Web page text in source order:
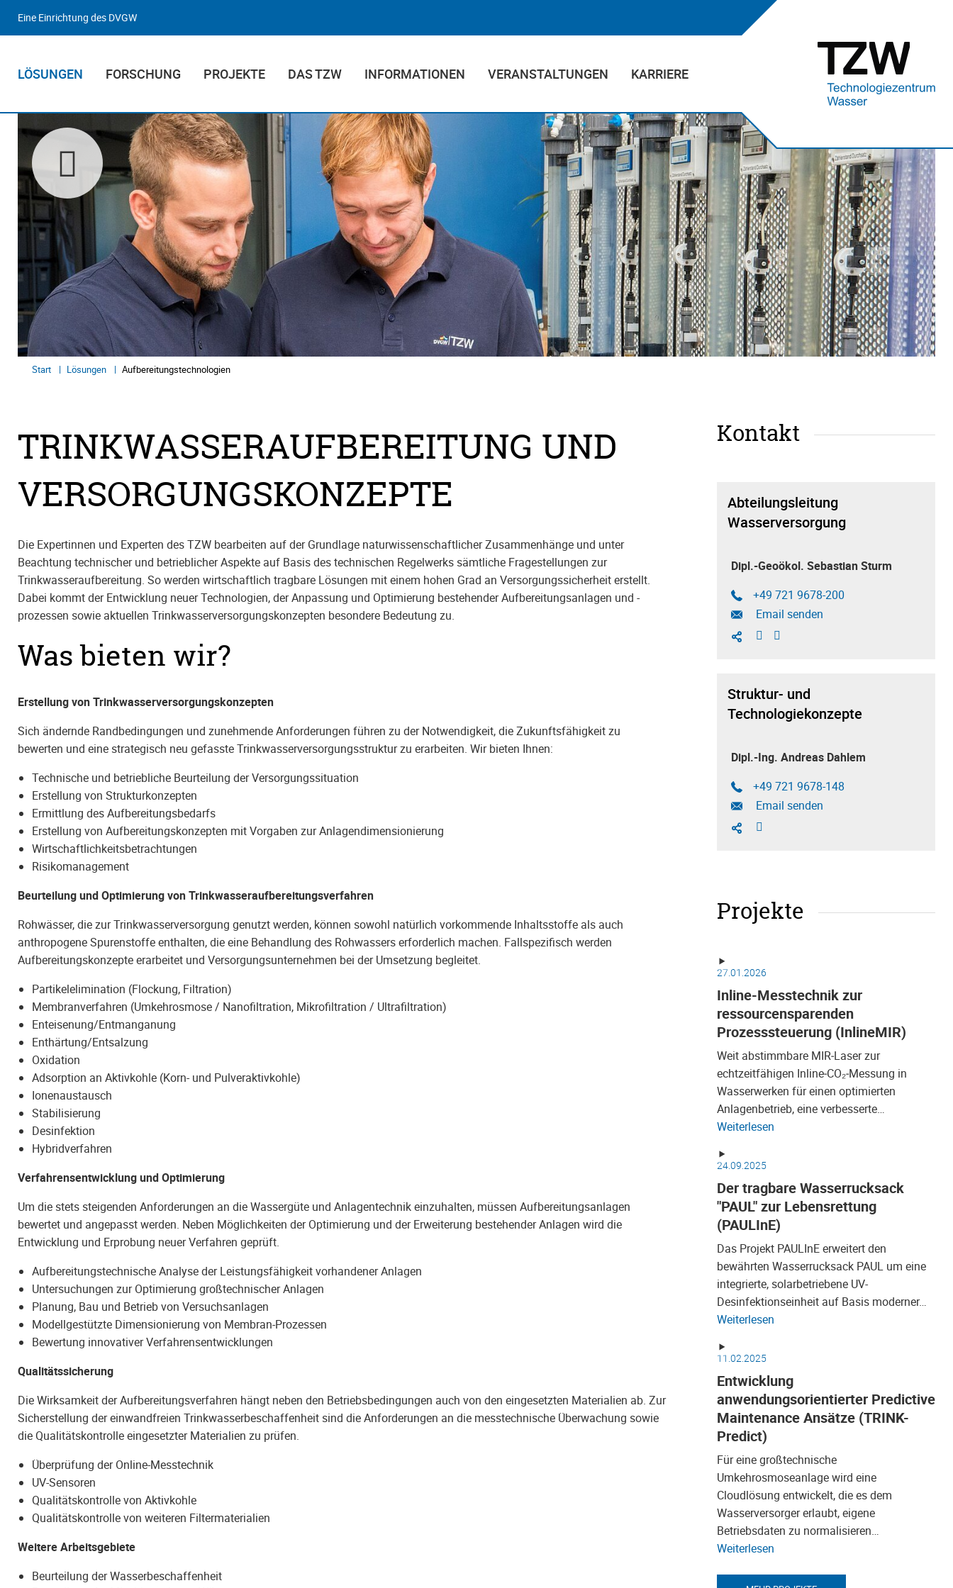
LÖSUNGEN FORSCHUNG PROJEKTE DAS TZW INFORMATIONEN VERANSTALTUNGEN KARRIERE
Eine Einrichtung des DVGW
Start Lösungen Aufbereitungstechnologien
TRINKWASSERAUFBEREITUNG UND
VERSORGUNGSKONZEPTE
Die Expertinnen und Experten des TZW bearbeiten auf der Grundlage naturwissenschaftlicher Zusammenhänge und unter
Beachtung technischer und betrieblicher Aspekte auf Basis des technischen Regelwerks sämtliche Fragestellungen zur
Trinkwasseraufbereitung. So werden wirtschaftlich tragbare Lösungen mit einem hohen Grad an Versorgungssicherheit erstellt.
Dabei kommt der Entwicklung neuer Technologien, der Anpassung und Optimierung bestehender Aufbereitungsanlagen und -
prozessen sowie aktuellen Trinkwasserversorgungskonzepten besondere Bedeutung zu.
Was bieten wir?
Erstellung von Trinkwasserversorgungskonzepten
Sich ändernde Randbedingungen und zunehmende Anforderungen führen zu der Notwendigkeit, die Zukunftsfähigkeit zu
bewerten und eine strategisch neu gefasste Trinkwasserversorgungsstruktur zu erarbeiten. Wir bieten Ihnen:
Technische und betriebliche Beurteilung der Versorgungssituation
Erstellung von Strukturkonzepten
Ermittlung des Aufbereitungsbedarfs
Erstellung von Aufbereitungskonzepten mit Vorgaben zur Anlagendimensionierung
Wirtschaftlichkeitsbetrachtungen
Risikomanagement
Beurteilung und Optimierung von Trinkwasseraufbereitungsverfahren
Rohwässer, die zur Trinkwasserversorgung genutzt werden, können sowohl natürlich vorkommende Inhaltsstoffe als auch
anthropogene Spurenstoffe enthalten, die eine Behandlung des Rohwassers erforderlich machen. Fallspezifisch werden
Aufbereitungskonzepte erarbeitet und Versorgungsunternehmen bei der Umsetzung begleitet.
Partikelelimination (Flockung, Filtration)
Membranverfahren (Umkehrosmose / Nanofiltration, Mikrofiltration / Ultrafiltration)
Enteisenung/Entmanganung
Enthärtung/Entsalzung
Oxidation
Adsorption an Aktivkohle (Korn- und Pulveraktivkohle)
Ionenaustausch
Stabilisierung
Desinfektion
Hybridverfahren
Verfahrensentwicklung und Optimierung
Um die stets steigenden Anforderungen an die Wassergüte und Anlagentechnik einzuhalten, müssen Aufbereitungsanlagen
bewertet und angepasst werden. Neben Möglichkeiten der Optimierung und der Erweiterung bestehender Anlagen wird die
Entwicklung und Erprobung neuer Verfahren geprüft.
Aufbereitungstechnische Analyse der Leistungsfähigkeit vorhandener Anlagen
Untersuchungen zur Optimierung großtechnischer Anlagen
Planung, Bau und Betrieb von Versuchsanlagen
Modellgestützte Dimensionierung von Membran-Prozessen
Bewertung innovativer Verfahrensentwicklungen
Qualitätssicherung
Die Wirksamkeit der Aufbereitungsverfahren hängt neben den Betriebsbedingungen auch von den eingesetzten Materialien ab. Zur
Sicherstellung der einwandfreien Trinkwasserbeschaffenheit sind die Anforderungen an die messtechnische Überwachung sowie
die Qualitätskontrolle eingesetzter Materialien zu prüfen.
Überprüfung der Online-Messtechnik
UV-Sensoren
Qualitätskontrolle von Aktivkohle
Qualitätskontrolle von weiteren Filtermaterialien
Weitere Arbeitsgebiete
Beurteilung der Wasserbeschaffenheit
Kontakt
Abteilungsleitung
Wasserversorgung
Dipl.-Geoökol. Sebastian Sturm
+49 721 9678-200
Email senden
Struktur- und
Technologiekonzepte
Dipl.-Ing. Andreas Dahlem
+49 721 9678-148
Email senden
Projekte
27.01.2026
Inline-Messtechnik zur
ressourcensparenden
Prozesssteuerung (InlineMIR)
Weit abstimmbare MIR‑Laser zur
echtzeitfähigen Inline‑CO₂‑Messung in
Wasserwerken für einen optimierten
Anlagenbetrieb, eine verbesserte…
Weiterlesen
24.09.2025
Der tragbare Wasserrucksack
"PAUL" zur Lebensrettung
(PAULInE)
Das Projekt PAULInE erweitert den
bewährten Wasserrucksack PAUL um eine
integrierte, solarbetriebene UV-
Desinfektionseinheit auf Basis moderner…
Weiterlesen
11.02.2025
Entwicklung
anwendungsorientierter Predictive
Maintenance Ansätze (TRINK-
Predict)
Für eine großtechnische
Umkehrosmoseanlage wird eine
Cloudlösung entwickelt, die es dem
Wasserversorger erlaubt, eigene
Betriebsdaten zu normalisieren…
Weiterlesen